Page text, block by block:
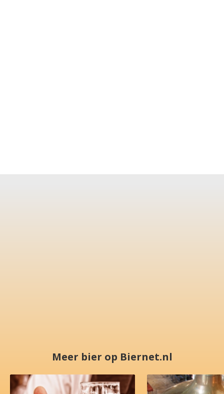
Meer bier op Biernet.nl